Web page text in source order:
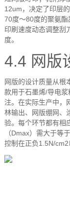
12um，决定了印层
70度～80度的聚氨
印刷速度动态调整刮
度。
4.4 网版
网版的设计质量从根
款用于石墨烯/导电
注。在实际生产中，
林输出、网版绷网、
验。每个环节都有相
（Dmax）需大于等
控制在正负1.5N/cm2